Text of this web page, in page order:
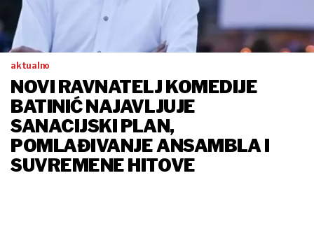
aktualno
NOVI RAVNATELJ KOMEDIJE
BATINIĆ NAJAVLJUJE
SANACIJSKI PLAN,
POMLAĐIVANJE ANSAMBLA I
SUVREMENE HITOVE